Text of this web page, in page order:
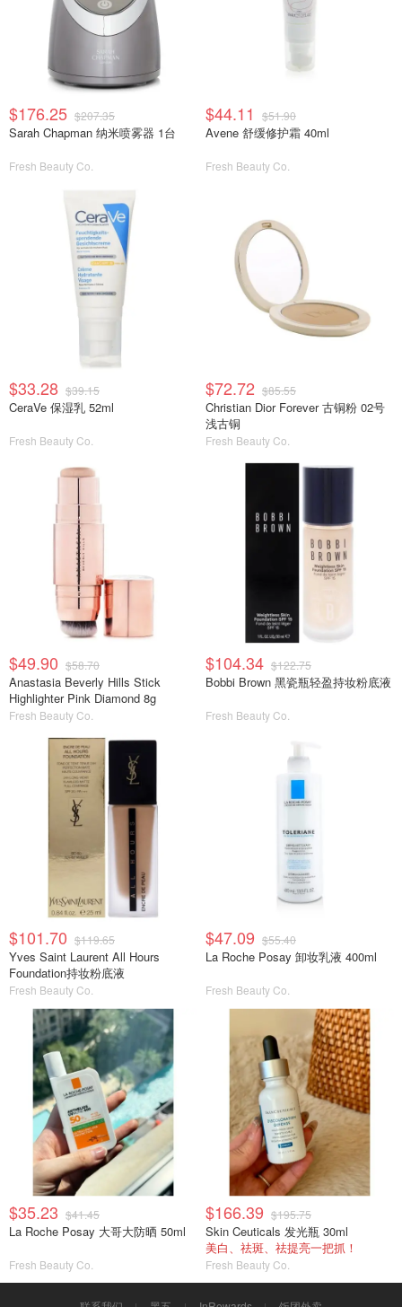
$176.25 $207.35
Sarah Chapman 纳米喷雾器 1台
Fresh Beauty Co.
$44.11 $51.90
Avene 舒缓修护霜 40ml
Fresh Beauty Co.
$33.28 $39.15
CeraVe 保湿乳 52ml
Fresh Beauty Co.
$72.72 $85.55
Christian Dior Forever 古铜粉 02号
浅古铜
Fresh Beauty Co.
$49.90 $58.70
Anastasia Beverly Hills Stick
Highlighter Pink Diamond 8g
Fresh Beauty Co.
$104.34 $122.75
Bobbi Brown 黑瓷瓶轻盈持妆粉底液
Fresh Beauty Co.
$101.70 $119.65
Yves Saint Laurent All Hours
Foundation持妆粉底液
Fresh Beauty Co.
$47.09 $55.40
La Roche Posay 卸妆乳液 400ml
Fresh Beauty Co.
$35.23 $41.45
La Roche Posay 大哥大防晒 50ml
Fresh Beauty Co.
$166.39 $195.75
Skin Ceuticals 发光瓶 30ml
美白、祛斑、祛提亮一把抓！
Fresh Beauty Co.